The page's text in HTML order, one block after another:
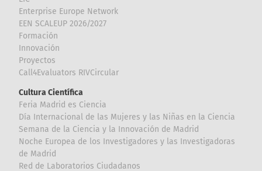
Enterprise Europe Network
EEN SCALEUP 2026/2027
Formación
Innovación
Proyectos
Call4Evaluators RIVCircular
Cultura Científica
Feria Madrid es Ciencia
Día Internacional de las Mujeres y las Niñas en la Ciencia
Semana de la Ciencia y la Innovación de Madrid
Noche Europea de los Investigadores y las Investigadoras
de Madrid
Red de Laboratorios Ciudadanos